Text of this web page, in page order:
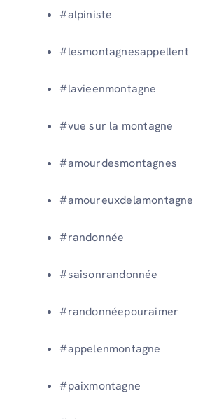
#alpiniste
#lesmontagnesappellent
#lavieenmontagne
#vue sur la montagne
#amourdesmontagnes
#amoureuxdelamontagne
#randonnée
#saisonrandonnée
#randonnéepouraimer
#appelenmontagne
#paixmontagne